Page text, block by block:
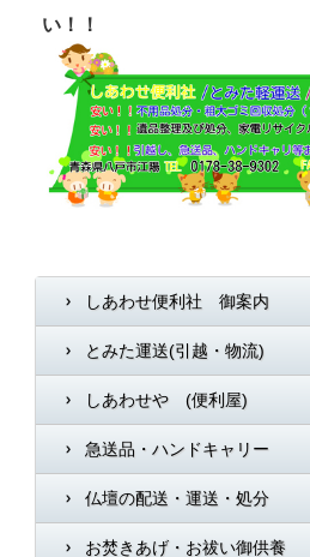
い！！
しあわせ便利社 御案内
とみた運送(引越・物流)
しあわせや (便利屋)
急送品・ハンドキャリー
仏壇の配送・運送・処分
お焚きあげ・お祓い御供養